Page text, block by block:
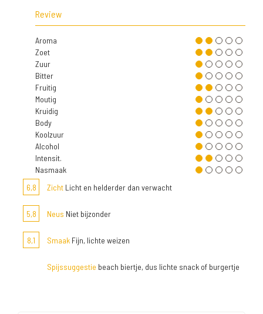
Review
Aroma
Zoet
Zuur
Bitter
Fruitig
Moutig
Kruidig
Body
Koolzuur
Alcohol
Intensit.
Nasmaak
6,8
Zicht Licht en helderder dan verwacht
5,8 Neus Niet bijzonder
8,1 Smaak Fijn, lichte weizen
Spijssuggestie beach biertje, dus lichte snack of burgertje